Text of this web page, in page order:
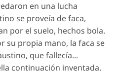
en una lucha
se proveía de faca,
por el suelo, hechos bola.
su propia mano, la faca se
que fallecía...
continuación inventada.